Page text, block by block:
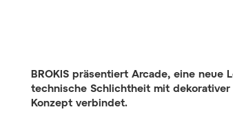
BROKIS präsentiert Arcade, eine
technische Schlichtheit mit
Konzept verbindet.